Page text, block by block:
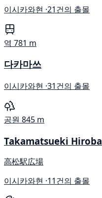
이시카와현 ·21건의 출몰
역 781 m
다카마쓰
이시카와현 ·31건의 출몰
공원 845 m
Takamatsueki Hiroba
高松駅広場
이시카와현 ·11건의 출몰